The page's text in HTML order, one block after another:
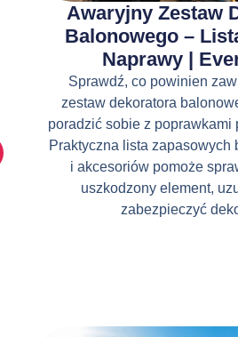
Awaryjny Zestaw
Balonowego –
Naprawy |
Sprawdź, co powinien
zestaw dekoratora
poradzić sobie z poprawkami
Praktyczna lista zapasowych
i akcesoriów pomoże
uszkodzony element,
zabezpieczyć